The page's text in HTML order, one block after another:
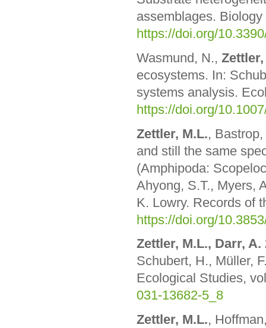
assemblages.
https://doi.org/
Wasmund, N.,
ecosystems. In:
systems analysis.
https://doi.org/
Zettler, M.L.,
and still the same
(Amphipoda:
Ahyong, S.T., Myers,
K. Lowry. Records of
https://doi.org/
Zettler, M.L., Darr, A.
Schubert, H., Müller,
Ecological Studies,
031-13682-5_8
Zettler, M.L.,